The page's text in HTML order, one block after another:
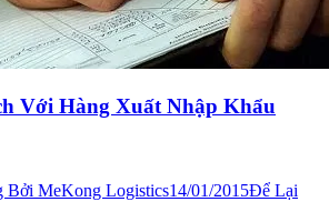
Với Hàng Xuất Nhập Khẩu
Bởi MeKong Logistics14/01/2015Để Lại